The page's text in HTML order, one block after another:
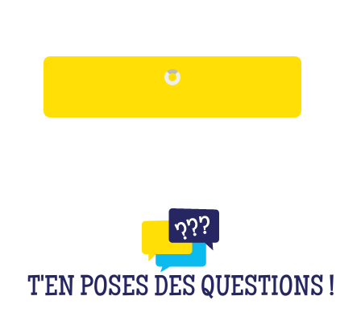
T'EN POSES DES QUESTIONS !